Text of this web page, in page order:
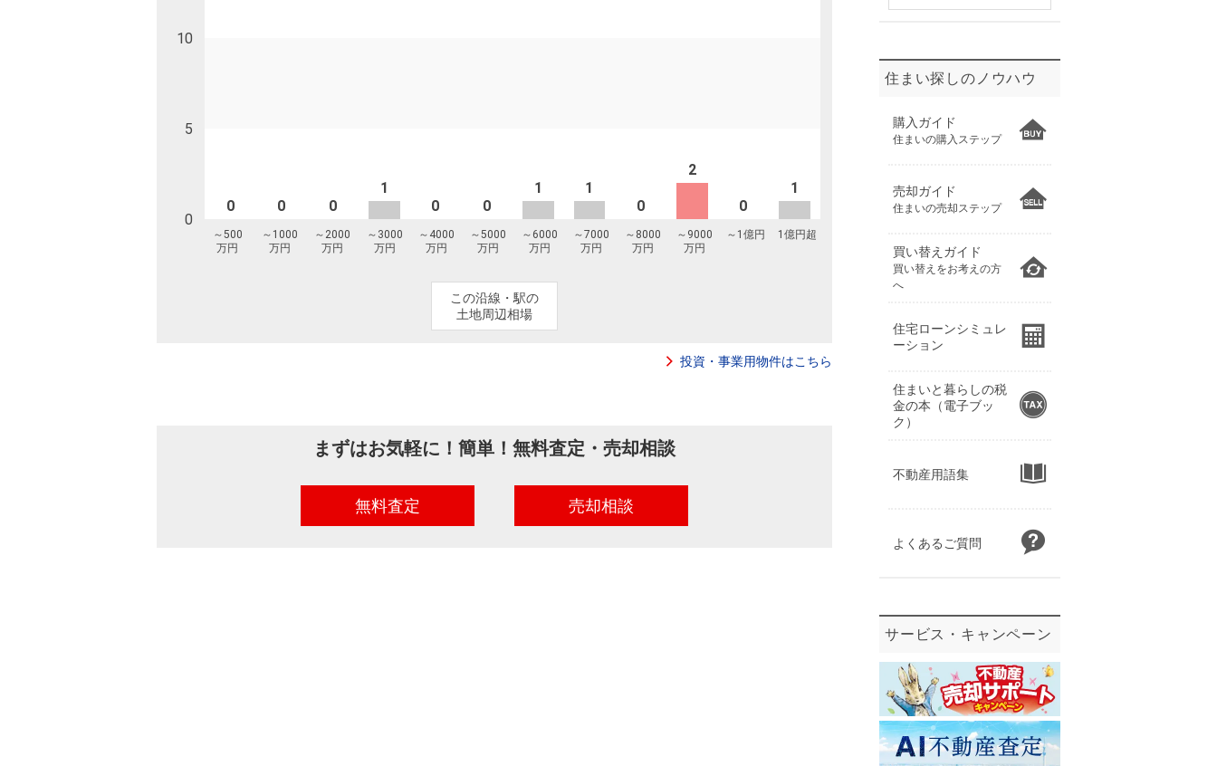
10
5
0
0 0 0
1
0
0
1
1
0
2
0
1
～500
万円
～1000
万円
～2000
万円
～3000
万円
～4000
万円
～5000
万円
～6000
万円
～7000
万円
～8000
万円
～9000
万円
～1億円 1億円超
この沿線・駅の
土地周辺相場
投資・事業用物件はこちら
まずはお気軽に！簡単！ 無料査定・売却相談
無料査定 売却相談
住まい探しのノウハウ
購入ガイド
住まいの購入ステップ
売却ガイド
住まいの売却ステップ
買い替えガイド
買い替えをお考えの方
へ
住宅ローンシミュレ
ーション
住まいと暮らしの税
金の本（電子ブッ
ク）
不動産用語集
よくあるご質問
サービス・キャンペーン